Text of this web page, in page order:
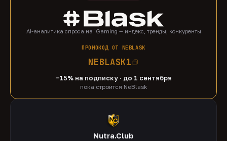
AI-аналитика спроса на iGaming — индекс, тренды, конкуренты
ПРОМОКОД ОТ NEBLASK
NEBLASK1
−15% на подписку · до 1 сентября
пока строится NeBlask
Nutra.Club